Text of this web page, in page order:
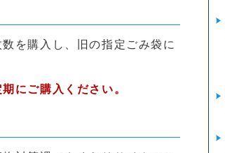
を購入し、旧の指定ごみ袋に
にご購入ください。